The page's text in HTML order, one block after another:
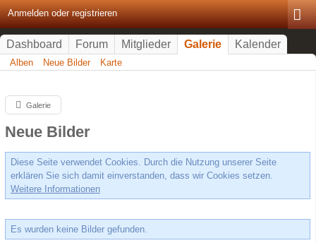
Anmelden oder registrieren
Dashboard Forum Mitglieder Galerie Kalender
Alben Neue Bilder Karte
Galerie
Neue Bilder
Diese Seite verwendet Cookies. Durch die Nutzung unserer Seite
erklären Sie sich damit einverstanden, dass wir Cookies setzen.
Weitere Informationen
Es wurden keine Bilder gefunden.